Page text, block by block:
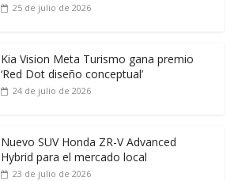
25 de julio de 2026
Kia Vision Meta Turismo gana premio
‘Red Dot diseño conceptual’
24 de julio de 2026
Nuevo SUV Honda ZR-V Advanced
Hybrid para el mercado local
23 de julio de 2026